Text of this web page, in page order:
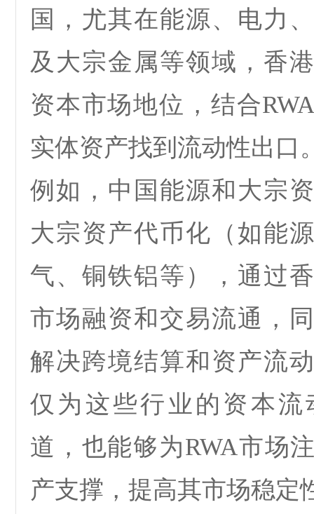
国，尤其在能源、电力
及大宗金属等领域，香
资本市场地位，结合
实体资产找到流动性出口
例如， 中国能源和大宗
大宗资产代币化（如能
气、铜铁铝等），通过
市场融资和交易流通，
解决跨境结算和资产流
仅为这些行业的资本流
道，也能够为RWA市场
产支撑，提高其市场稳定